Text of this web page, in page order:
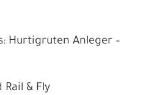
Hurtigruten Anleger –
Rail & Fly